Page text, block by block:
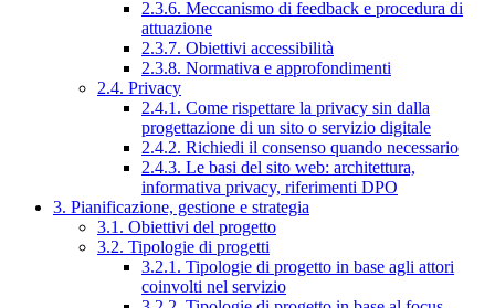
2.3.6. Meccanismo di feedback e procedura di
attuazione
2.3.7. Obiettivi accessibilità
2.3.8. Normativa e approfondimenti
2.4. Privacy
2.4.1. Come rispettare la privacy sin dalla
progettazione di un sito o servizio digitale
2.4.2. Richiedi il consenso quando necessario
2.4.3. Le basi del sito web: architettura,
informativa privacy, riferimenti DPO
3. Pianificazione, gestione e strategia
3.1. Obiettivi del progetto
3.2. Tipologie di progetti
3.2.1. Tipologie di progetto in base agli attori
coinvolti nel servizio